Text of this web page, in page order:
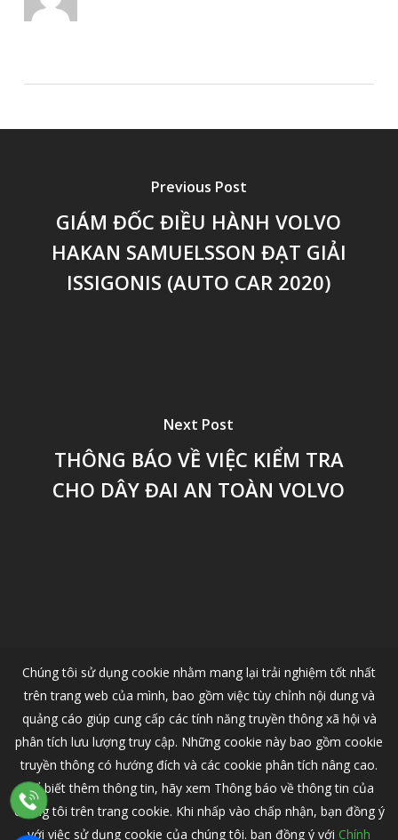
Previous Post
GIÁM ĐỐC ĐIỀU HÀNH VOLVO
HAKAN SAMUELSSON ĐẠT GIẢI
ISSIGONIS (AUTO CAR 2020)
Next Post
THÔNG BÁO VỀ VIỆC KIỂM TRA
CHO DÂY ĐAI AN TOÀN VOLVO
© 2026 VOLVO CAR HANOI - Nhà Phân Phối Ô Tô Volvo Chính Thức
Tại Việt Nam.
Chúng tôi sử dụng cookie nhằm mang lại trải nghiệm tốt nhất
trên trang web của mình, bao gồm việc tùy chỉnh nội dung và
quảng cáo giúp cung cấp các tính năng truyền thông xã hội và
phân tích lưu lượng truy cập. Những cookie này bao gồm cookie
truyền thông có hướng đích và các cookie phân tích nâng cao.
Để biết thêm thông tin, hãy xem Thông báo về thông tin của
chúng tôi trên trang cookie. Khi nhấp vào chấp nhận, bạn đồng ý
với việc sử dụng cookie của chúng tôi. bạn đồng ý với Chính